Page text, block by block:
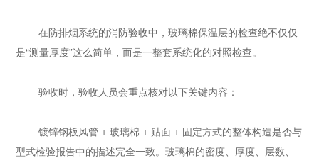
在防排烟系统的消防验收中，玻璃棉保温层的检查绝不仅仅
是“测量厚度”这么简单，而是一整套系统化的对照检查。
验收时，验收人员会重点核对以下关键内容：
镀锌钢板风管 + 玻璃棉 + 贴面 + 固定方式的整体构造是否与
型式检验报告中的描述完全一致。玻璃棉的密度、厚度、层数、